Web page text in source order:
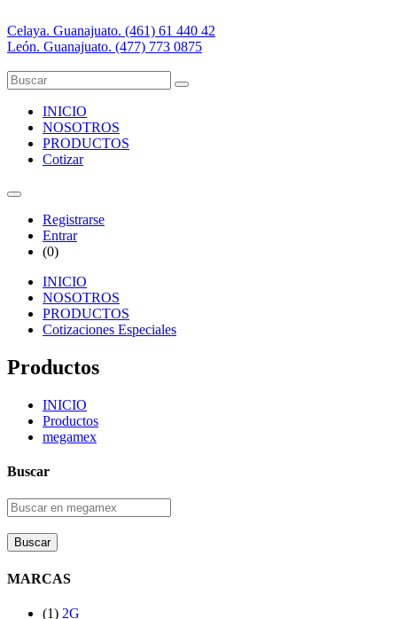
Celaya. Guanajuato. (461) 61 440 42
León. Guanajuato. (477) 773 0875
INICIO
NOSOTROS
PRODUCTOS
Cotizar
Registrarse
Entrar
(0)
INICIO
NOSOTROS
PRODUCTOS
Cotizaciones Especiales
Productos
INICIO
Productos
megamex
Buscar
Buscar
MARCAS
(1) 2G